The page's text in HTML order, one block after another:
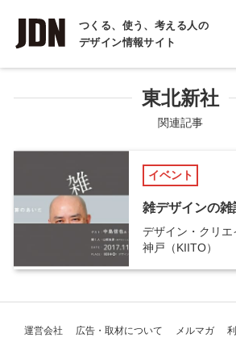
つくる、使う、考える人の
デザイン情報サイト
INTERVIEW
インタビュー
COLUMN
コラム
東北新社
関連記事
イベント
雑デザインの
デザイン・クリ
神戸（KIITO）
運営会社 広告・取材について メルマガ